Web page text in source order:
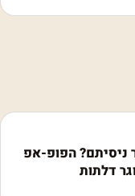
ניסיתם? הפופ-אפ
דלתות